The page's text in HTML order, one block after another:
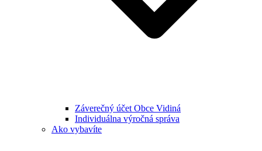
Záverečný účet Obce Vidiná
Individuálna výročná správa
Ako vybavíte